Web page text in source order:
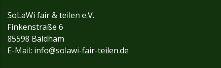
SoLaWi fair & teilen e.V.
Finkenstraße 6
85598 Baldham
E-Mail: info@solawi-fair-teilen.de